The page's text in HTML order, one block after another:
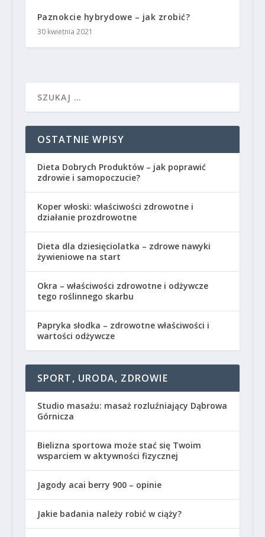
Paznokcie hybrydowe – jak zrobić?
30 kwietnia 2021
OSTATNIE WPISY
Dieta Dobrych Produktów – jak poprawić
zdrowie i samopoczucie?
Koper włoski: właściwości zdrowotne i
działanie prozdrowotne
Dieta dla dziesięciolatka – zdrowe nawyki
żywieniowe na start
Okra – właściwości zdrowotne i odżywcze
tego roślinnego skarbu
Papryka słodka – zdrowotne właściwości i
wartości odżywcze
SPORT, URODA, ZDROWIE
Studio masażu: masaż rozluźniający Dąbrowa
Górnicza
Bielizna sportowa może stać się Twoim
wsparciem w aktywności fizycznej
Jagody acai berry 900 – opinie
Jakie badania należy robić w ciąży?